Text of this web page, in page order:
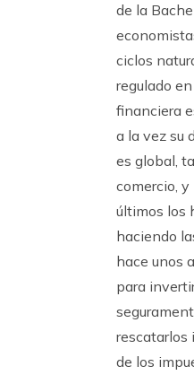
de la
ciclos
regulado
financiera
a la vez su
es global,
comercio, y
últimos los
haciendo
hace unos
para
rescatarlos
de los